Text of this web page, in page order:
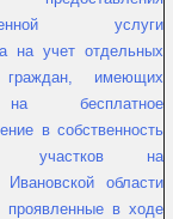
услуги
на учет отдельных
граждан, имеющих
бесплатное
в собственность
участков на
Ивановской области
проявленные в ходе